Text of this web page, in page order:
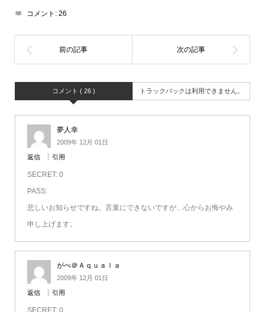
コメント: 26
コメント ( 26 ) トラックバックは利用できません。
夢人幸
2009年 12月 01日
返信 引用
SECRET: 0
PASS:
悲しいお知らせですね。言葉にできないですが…心からお悔やみ
申し上げます。
がべ＠Ａｑｕａｌａ
2009年 12月 01日
返信 引用